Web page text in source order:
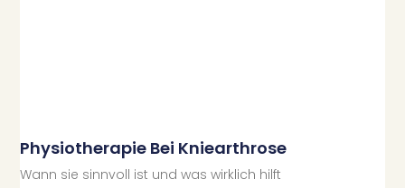
Physiotherapie Bei Kniearthrose
Wann sie sinnvoll ist und was wirklich hilft